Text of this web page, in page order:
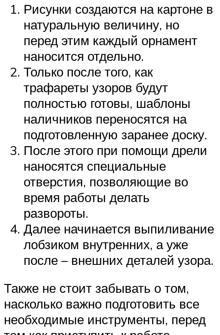
Рисунки создаются на картоне в
натуральную величину, но
перед этим каждый орнамент
наносится отдельно.
Только после того, как
трафареты узоров будут
полностью готовы, шаблоны
наличников переносятся на
подготовленную заранее доску.
После этого при помощи дрели
наносятся специальные
отверстия, позволяющие во
время работы делать
развороты.
Далее начинается выпиливание
лобзиком внутренних, а уже
после – внешних деталей узора.
Также не стоит забывать о том,
насколько важно подготовить все
необходимые инструменты, перед